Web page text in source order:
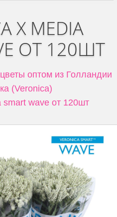
X MEDIA
ОТ 120ШТ
оптом из Голландии
(Veronica)
smart wave от 120шт